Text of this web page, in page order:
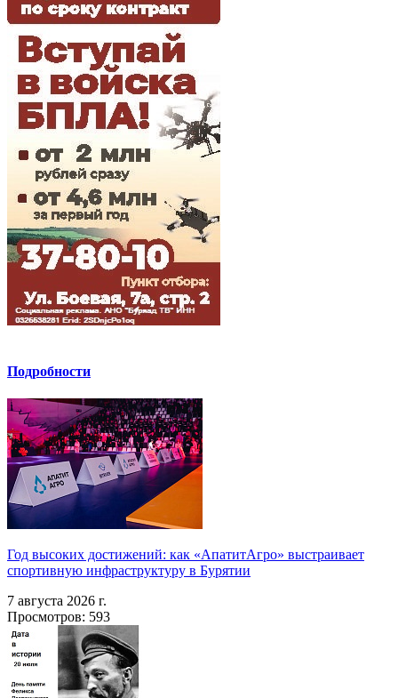
Подробности
Год высоких достижений: как «АпатитАгро» выстраивает
спортивную инфраструктуру в Бурятии
7 августа 2026 г.
Просмотров: 593